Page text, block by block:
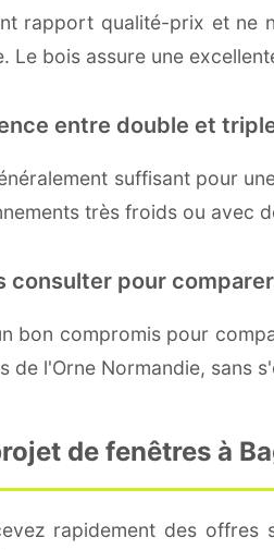
rapport qualité-prix et ne
Le bois assure une
entre double et
suffisant pour
très froids ou avec
consulter pour
bon compromis pour
de l'Orne Normandie, sans
de fenêtres à
rapidement des